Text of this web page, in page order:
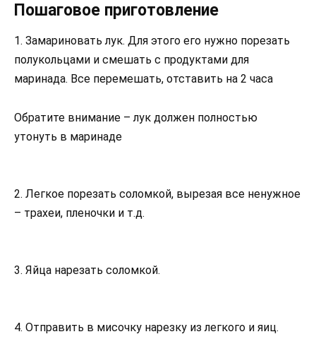
Пошаговое приготовление
1. Замариновать лук. Для этого его нужно порезать
полукольцами и смешать с продуктами для
маринада. Все перемешать, отставить на 2 часа
Обратите внимание – лук должен полностью
утонуть в маринаде
2. Легкое порезать соломкой, вырезая все ненужное
– трахеи, пленочки и т.д.
3. Яйца нарезать соломкой.
4. Отправить в мисочку нарезку из легкого и яиц.